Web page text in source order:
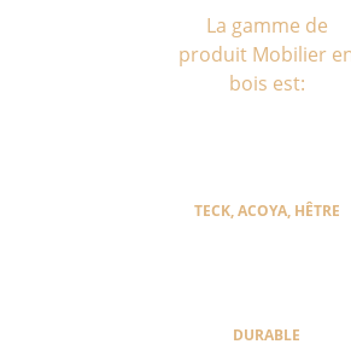
La gamme de
produit Mobilier
bois est:
TECK, ACOYA, HÊTRE
DURABLE